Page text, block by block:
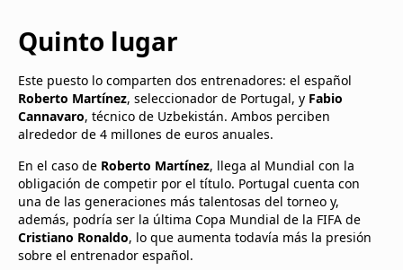
Quinto lugar
Este puesto lo comparten dos entrenadores: el español
Roberto Martínez, seleccionador de Portugal, y Fabio
Cannavaro, técnico de Uzbekistán. Ambos perciben
alrededor de 4 millones de euros anuales.
En el caso de Roberto Martínez, llega al Mundial con la
obligación de competir por el título. Portugal cuenta con
una de las generaciones más talentosas del torneo y,
además, podría ser la última Copa Mundial de la FIFA de
Cristiano Ronaldo, lo que aumenta todavía más la presión
sobre el entrenador español.